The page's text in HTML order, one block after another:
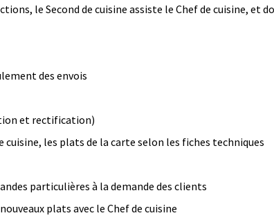
le Second de cuisine assiste le Chef de cuisine, et
des envois
et rectification)
cuisine, les plats de la carte selon les fiches techniques
particulières à la demande des clients
plats avec le Chef de cuisine